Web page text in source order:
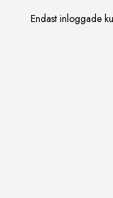
Endast inloggade